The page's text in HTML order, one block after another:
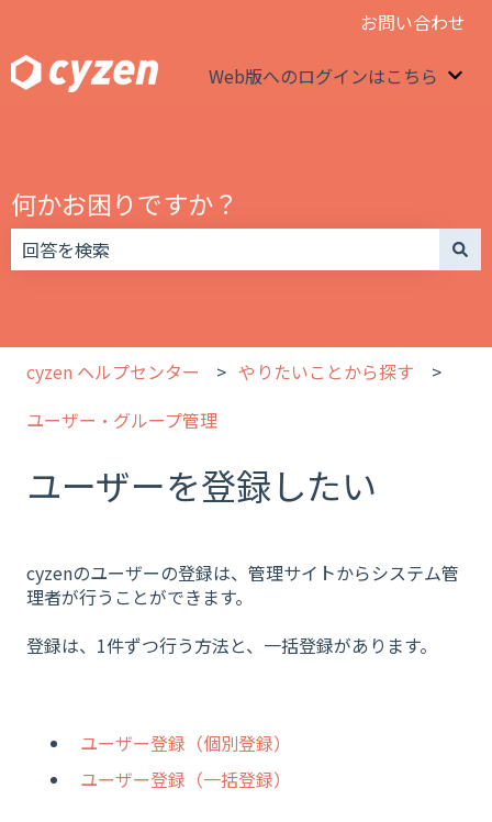
お問い合わせ
Web版へのログインはこちら
何かお困りですか？
cyzen ヘルプセンター
やりたいことから探す
ユーザー・グループ管理
ユーザーを登録したい
cyzenのユーザーの登録は、管理サイトからシステム管
理者が行うことができます。
登録は、1件ずつ行う方法と、一括登録があります。
ユーザー登録（個別登録）
ユーザー登録（一括登録）